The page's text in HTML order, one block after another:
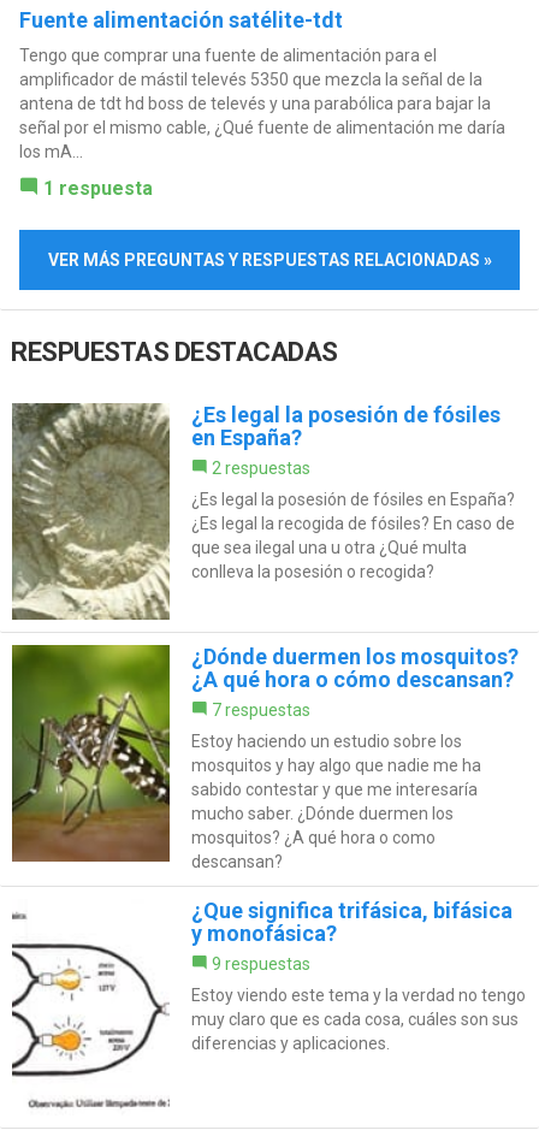
Fuente alimentación satélite-tdt
Tengo que comprar una fuente de alimentación para el
amplificador de mástil televés 5350 que mezcla la señal de la
antena de tdt hd boss de televés y una parabólica para bajar la
señal por el mismo cable, ¿Qué fuente de alimentación me daría
los mA...
1 respuesta
VER MÁS PREGUNTAS Y RESPUESTAS RELACIONADAS »
RESPUESTAS DESTACADAS
¿Es legal la posesión de fósiles
en España?
2 respuestas
¿Es legal la posesión de fósiles en España?
¿Es legal la recogida de fósiles? En caso de
que sea ilegal una u otra ¿Qué multa
conlleva la posesión o recogida?
¿Dónde duermen los mosquitos?
¿A qué hora o cómo descansan?
7 respuestas
Estoy haciendo un estudio sobre los
mosquitos y hay algo que nadie me ha
sabido contestar y que me interesaría
mucho saber. ¿Dónde duermen los
mosquitos? ¿A qué hora o como
descansan?
¿Que significa trifásica, bifásica
y monofásica?
9 respuestas
Estoy viendo este tema y la verdad no tengo
muy claro que es cada cosa, cuáles son sus
diferencias y aplicaciones.